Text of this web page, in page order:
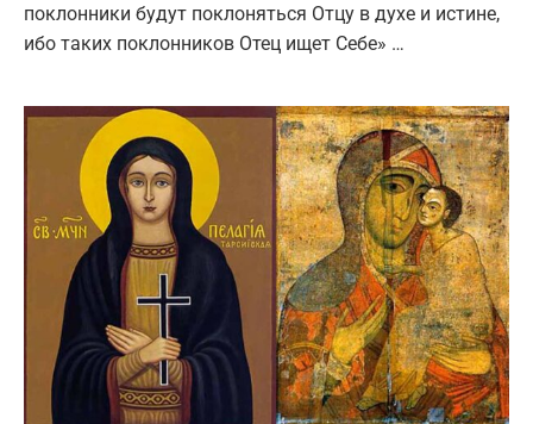
поклонники будут поклоняться Отцу в духе и истине,
ибо таких поклонников Отец ищет Себе» …